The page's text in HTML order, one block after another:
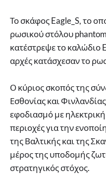
Το σκάφος Eagle_S, το
ρωσικού στόλου
κατέστρεψε το καλώδιο
αρχές κατάσχεσαν το
Ο κύριος σκοπός της
Εσθονίας και
εφοδιασμό με ηλεκτρική
περιοχές για την
της Βαλτικής και της
μέρος της υποδομής
στρατηγικός στόχος.